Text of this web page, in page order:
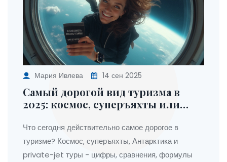
Мария Ивлева 14 сен 2025
Самый дорогой вид туризма в
2025: космос, суперъяхты или
Что сегодня действительно самое дорогое в
туризме? Космос, суперъяхты, Антарктика и
private-jet туры - цифры, сравнения, формулы